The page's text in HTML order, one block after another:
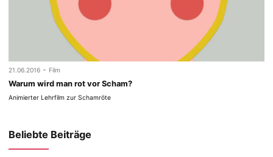
21.06.2016 - Film
Warum wird man rot vor Scham?
Animierter Lehrfilm zur Schamröte
Beliebte Beiträge